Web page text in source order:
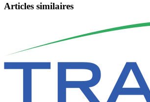
Articles similaires